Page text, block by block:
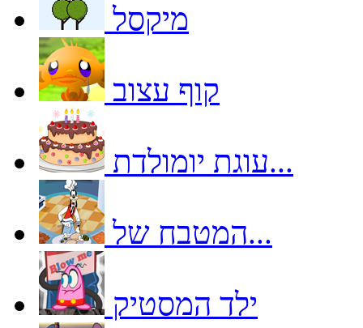
מיקסל
קוף עצוב
עוגת יומולדת...
המטבח של...
ילד המסטיק